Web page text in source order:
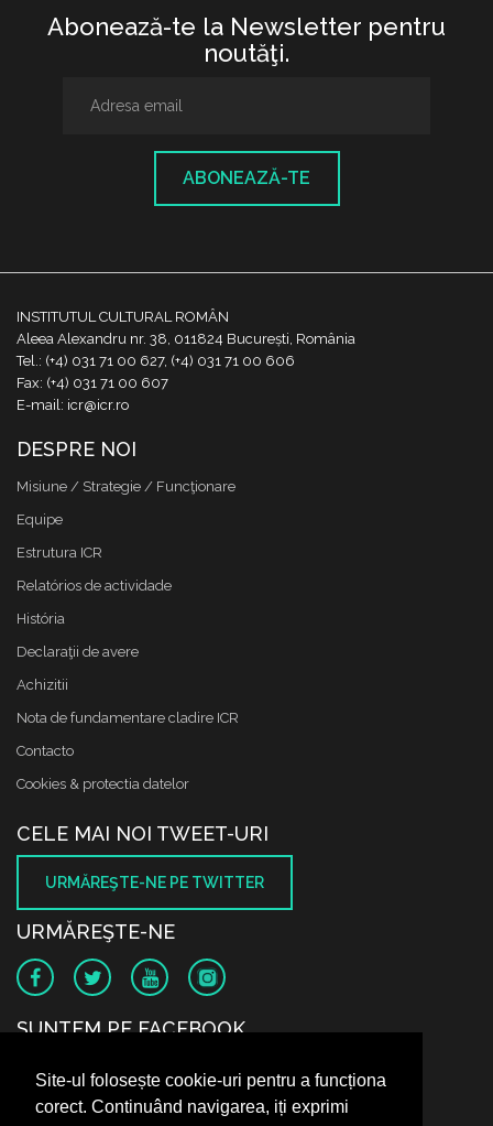
Site-ul folosește cookie-uri pentru a funcționa
corect. Continuând navigarea, iți exprimi
Abonează-te la Newsletter pentru
noutăţi.
ABONEAZĂ-TE
INSTITUTUL CULTURAL ROMÂN
Aleea Alexandru nr. 38, 011824 București, România
Tel.: (+4) 031 71 00 627, (+4) 031 71 00 606
Fax: (+4) 031 71 00 607
E-mail: icr@icr.ro
DESPRE NOI
Misiune / Strategie / Funcţionare
Equipe
Estrutura ICR
Relatórios de actividade
História
Declaraţii de avere
Achizitii
Nota de fundamentare cladire ICR
Contacto
Cookies & protectia datelor
CELE MAI NOI TWEET-URI
URMĂREŞTE-NE PE TWITTER
URMĂREŞTE-NE
SUNTEM PE FACEBOOK